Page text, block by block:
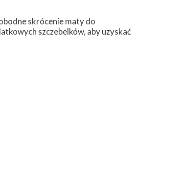
skrócenie maty do
szczebelków, aby uzyskać